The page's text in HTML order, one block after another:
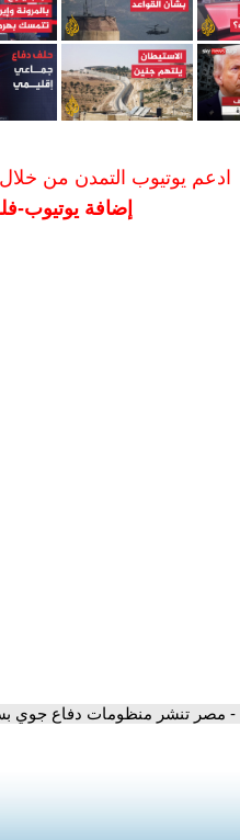
ادعم يوتيوب التمدن من خلال
إضافة يوتيوب-
- مصر تنشر منظومات دفاع جوي